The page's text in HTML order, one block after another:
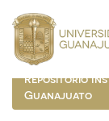
navigation
Repositorio
Guanajuato